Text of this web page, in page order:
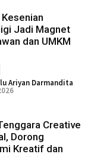
Jadi Magnet
dan UMKM
Ariyan Darmandita
Creative
Dorong
Kreatif dan